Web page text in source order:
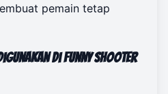
pemain tetap
di Funny Shooter